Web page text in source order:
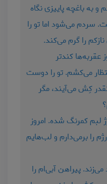
و به باغچه پاییزی نگاه
سردم می‌شود اما تو را
را گرم می‌کند.
عقربه‌ها کندتر
می‌کشم. تو را دوست
کِش می‌آیند، مگر
لبم کمرنگ شده. امروز
را برمی‌دارم و لب‌هایم
پیراهن آبی‌ام را